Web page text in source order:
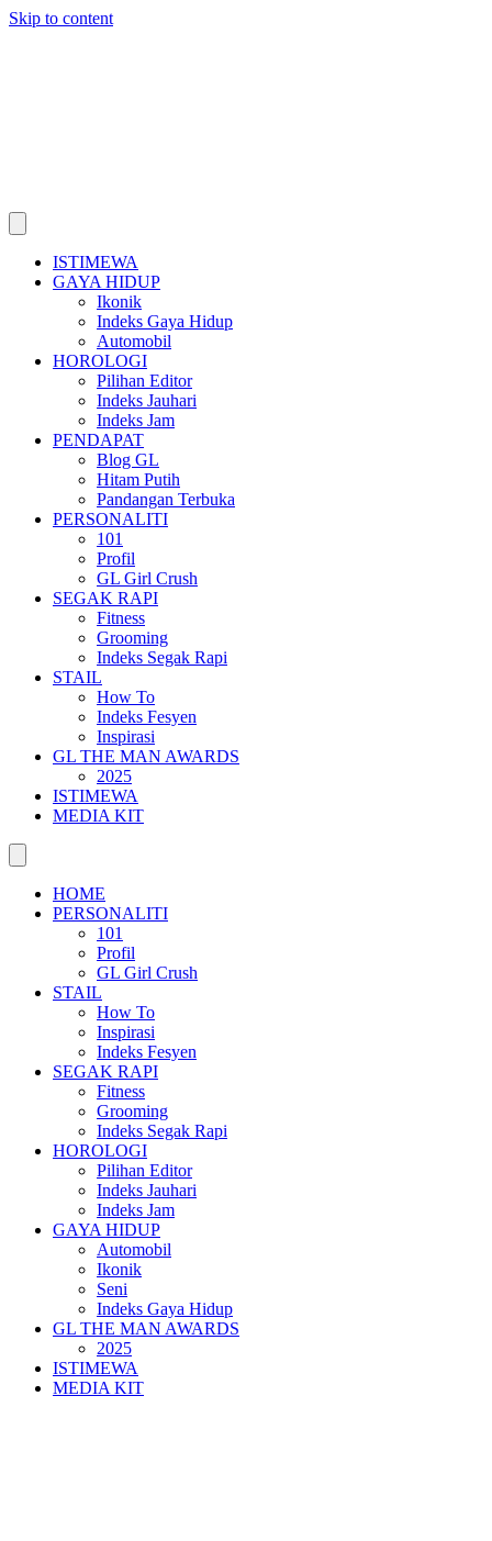
Skip to content
ISTIMEWA
GAYA HIDUP
Ikonik
Indeks Gaya Hidup
Automobil
HOROLOGI
Pilihan Editor
Indeks Jauhari
Indeks Jam
PENDAPAT
Blog GL
Hitam Putih
Pandangan Terbuka
PERSONALITI
101
Profil
GL Girl Crush
SEGAK RAPI
Fitness
Grooming
Indeks Segak Rapi
STAIL
How To
Indeks Fesyen
Inspirasi
GL THE MAN AWARDS
2025
ISTIMEWA
MEDIA KIT
HOME
PERSONALITI
101
Profil
GL Girl Crush
STAIL
How To
Inspirasi
Indeks Fesyen
SEGAK RAPI
Fitness
Grooming
Indeks Segak Rapi
HOROLOGI
Pilihan Editor
Indeks Jauhari
Indeks Jam
GAYA HIDUP
Automobil
Ikonik
Seni
Indeks Gaya Hidup
GL THE MAN AWARDS
2025
ISTIMEWA
MEDIA KIT